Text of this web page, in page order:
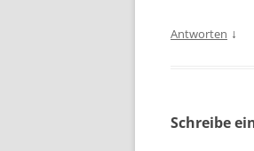
Antworten ↓
Schreibe